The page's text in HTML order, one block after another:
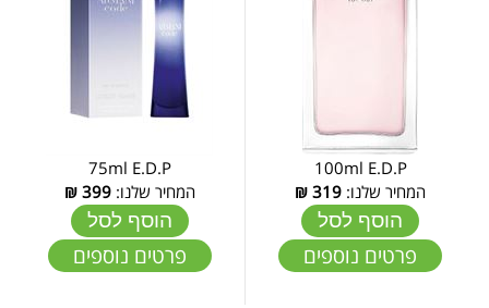
100ml E.D.P
המחיר שלנו: 319
₪
הוסף לסל
פרטים נוספים
75ml E.D.P
המחיר שלנו:399
₪
הוסף לסל
פרטים נוספים